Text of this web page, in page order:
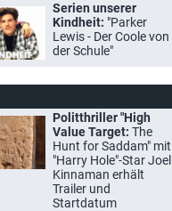
Serien unserer
Kindheit: "Parker
Lewis - Der Coole von
der Schule"
Politthriller "High
Value Target: The
Hunt for Saddam" mit
"Harry Hole"-Star Joel
Kinnaman erhält
Trailer und
Startdatum